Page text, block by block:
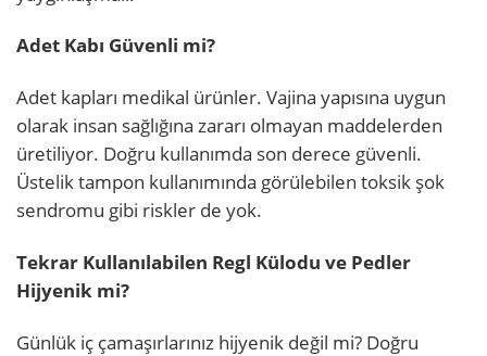
Adet Kabı Güvenli mi?
Adet kapları medikal ürünler. Vajina yapısına uygun
olarak insan sağlığına zararı olmayan maddelerden
üretiliyor. Doğru kullanımda son derece güvenli.
Üstelik tampon kullanımında görülebilen toksik şok
sendromu gibi riskler de yok.
Tekrar Kullanılabilen Regl Külodu ve Pedler
Hijyenik mi?
Günlük iç çamaşırlarınız hijyenik değil mi? Doğru